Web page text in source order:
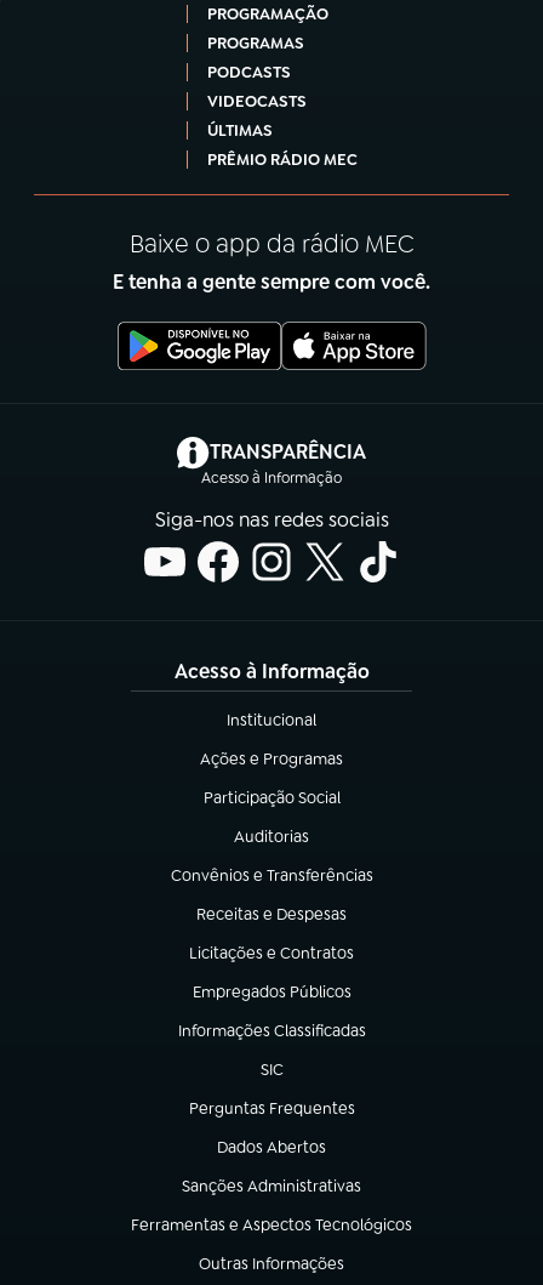
PROGRAMAÇÃO
PROGRAMAS
PODCASTS
VIDEOCASTS
ÚLTIMAS
PRÊMIO RÁDIO MEC
Baixe o app da rádio MEC
E tenha a gente sempre com você.
TRANSPARÊNCIA
Acesso à Informação
(abre em nova aba)
Siga-nos nas redes sociais
Acesso à Informação
Institucional
(abre em nova aba)
Ações e Programas
(abre em nova aba)
Participação Social
(abre em nova aba)
Auditorias
(abre em nova aba)
Convênios e Transferências
(abre em nova aba)
Receitas e Despesas
(abre em nova aba)
Licitações e Contratos
(abre em nova aba)
Empregados Públicos
(abre em nova aba)
Informações Classificadas
(abre em nova aba)
SIC
(abre em nova aba)
Perguntas Frequentes
(abre em nova aba)
Dados Abertos
(abre em nova aba)
Sanções Administrativas
(abre em nova aba)
Ferramentas e Aspectos Tecnológicos
(abre em nova aba)
Outras Informações
(abre em nova aba)